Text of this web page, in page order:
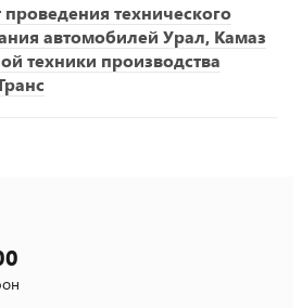
проведения технического
автомобилей Урал, Камаз
техники производства